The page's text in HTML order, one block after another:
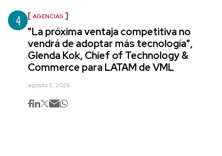
4 AGENCIAS
"La próxima ventaja competitiva no
vendrá de adoptar más tecnología",
Glenda Kok, Chief of Technology &
Commerce para LATAM de VML
agosto 5, 2026